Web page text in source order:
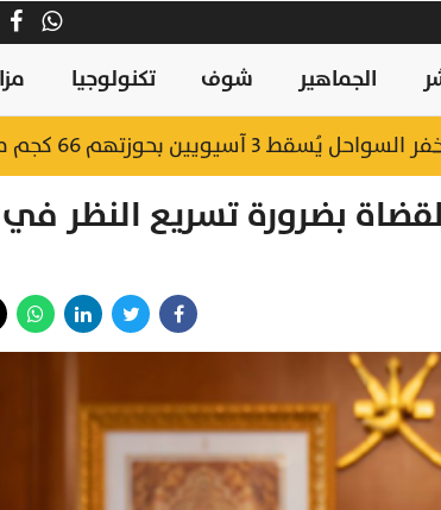
الجماهير شوف تكنولوجيا
بحوزتهم 66 كجم من الكريستال
بضرورة تسريع النظر في